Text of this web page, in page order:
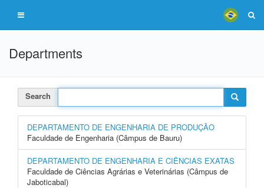
Departments
Search
DEPARTAMENTO DE ENGENHARIA DE PRODUÇÃO
Faculdade de Engenharia (Câmpus de Bauru)
DEPARTAMENTO DE ENGENHARIA E CIÊNCIAS EXATAS
Faculdade de Ciências Agrárias e Veterinárias (Câmpus de
Jaboticabal)